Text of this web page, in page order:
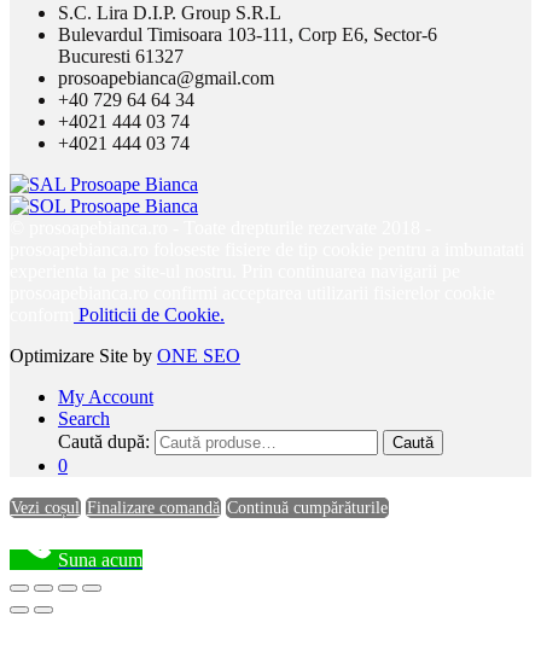
S.C. Lira D.I.P. Group S.R.L
Bulevardul Timisoara 103-111, Corp E6, Sector-6
Bucuresti 61327
prosoapebianca@gmail.com
+40 729 64 64 34
+4021 444 03 74
+4021 444 03 74
Politicii de Cookie.
Optimizare Site by ONE SEO
My Account
Search
Caută după:
Caută
0
Vezi coșul Finalizare comandă Continuă cumpărăturile
Suna acum